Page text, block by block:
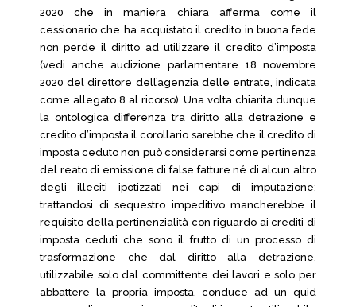
2020 che in maniera chiara afferma come il
cessionario che ha acquistato il credito in buona fede
non perde il diritto ad utilizzare il credito d’imposta
(vedi anche audizione parlamentare 18 novembre
2020 del direttore dell’agenzia delle entrate, indicata
come allegato 8 al ricorso). Una volta chiarita dunque
la ontologica differenza tra diritto alla detrazione e
credito d’imposta il corollario sarebbe che il credito di
imposta ceduto non può considerarsi come pertinenza
del reato di emissione di false fatture né di alcun altro
degli illeciti ipotizzati nei capi di imputazione:
trattandosi di sequestro impeditivo mancherebbe il
requisito della pertinenzialità con riguardo ai crediti di
imposta ceduti che sono il frutto di un processo di
trasformazione che dal diritto alla detrazione,
utilizzabile solo dal committente dei lavori e solo per
abbattere la propria imposta, conduce ad un quid